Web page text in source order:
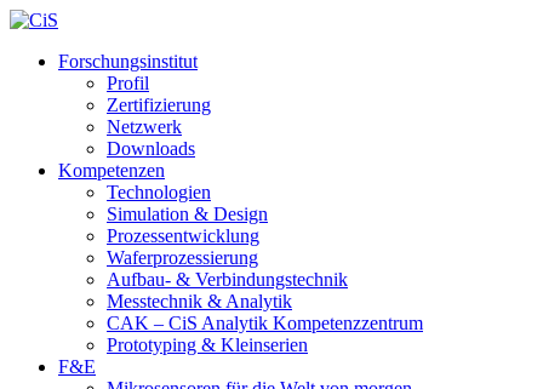
Forschungsinstitut
Profil
Zertifizierung
Netzwerk
Downloads
Kompetenzen
Technologien
Simulation & Design
Prozessentwicklung
Waferprozessierung
Aufbau- & Verbindungstechnik
Messtechnik & Analytik
CAK – CiS Analytik Kompetenzzentrum
Prototyping & Kleinserien
F&E